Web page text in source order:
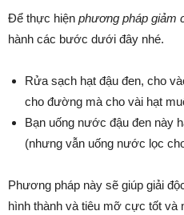
Để thực hiện phương pháp giảm
hành các bước dưới đây nhé.
Rửa sạch hạt đậu đen, cho
cho đường mà cho vài hạt
Bạn uống nước đậu đen này
(nhưng vẫn uống nước lọc
Phương pháp này sẽ giúp giải
hình thành và tiêu mỡ cực tốt và